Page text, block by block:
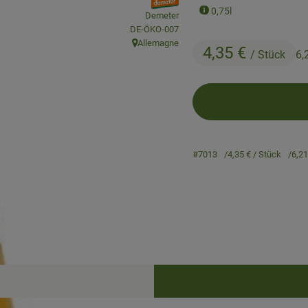
0,75l
4,35 € / Stück
Demeter
, certification authority:
DE-ÖKO-007
, origin:
Allemagne
#7013 4,35 € / Stück
Recipes